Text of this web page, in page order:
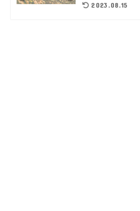
2023.08.15